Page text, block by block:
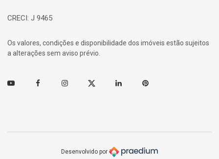
CRECI: J 9465
Os valores, condições e disponibilidade dos imóveis estão sujeitos
a alterações sem aviso prévio.
Youtube FacebookInstagramTwitter Linkedin Pinterest
Desenvolvido por